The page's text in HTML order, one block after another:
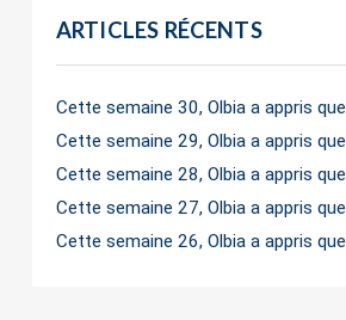
ARTICLES RÉCENTS
Cette semaine 30, Olbia a appris
Cette semaine 29, Olbia a appris
Cette semaine 28, Olbia a appris
Cette semaine 27, Olbia a appris
Cette semaine 26, Olbia a appris